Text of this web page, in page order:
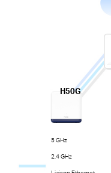
H50G
5 GHz
2,4 GHz